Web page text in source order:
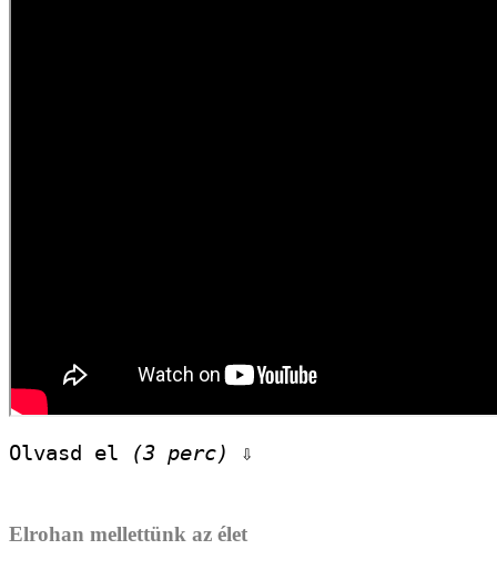
Olvasd el (3 perc) ⇩
Elrohan mellettünk az élet